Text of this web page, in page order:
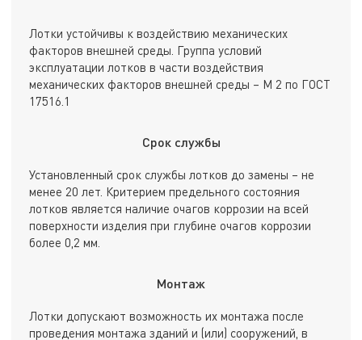
Лотки устойчивы к воздействию механических
факторов внешней среды. Группа условий
эксплуатации лотков в части воздействия
механических факторов внешней среды – М 2 по ГОСТ
17516.1
Срок службы
Установленный срок службы лотков до замены – не
менее 20 лет. Критерием предельного состояния
лотков является наличие очагов коррозии на всей
поверхности изделия при глубине очагов коррозии
более 0,2 мм.
Монтаж
Лотки допускают возможность их монтажа после
проведения монтажа зданий и (или) сооружений, в